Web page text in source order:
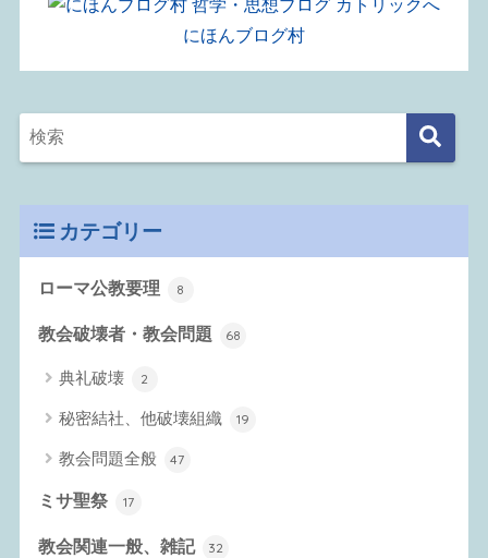
にほんブログ村
カテゴリー
ローマ公教要理 8
教会破壊者・教会問題 68
典礼破壊 2
秘密結社、他破壊組織 19
教会問題全般 47
ミサ聖祭 17
教会関連一般、雑記 32